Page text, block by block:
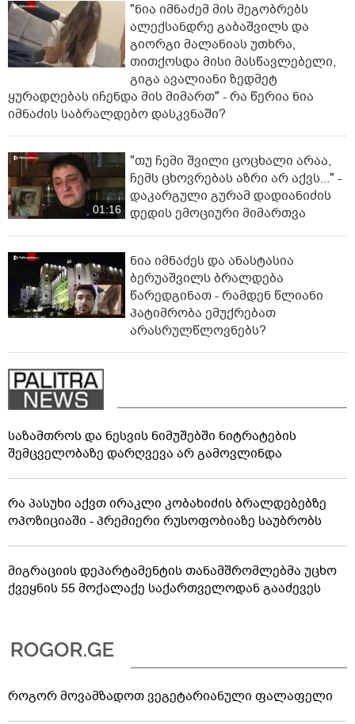
"ნია იმნაძემ მის მეგობრებს
ალექსანდრე გაბაშვილს და
გიორგი მალანიას უთხრა,
თითქოსდა მისი მასწავლებელი,
გიგა ავალიანი ზედმეტ
ყურადღებას იჩენდა მის მიმართ" - რა წერია ნია
იმნაძის საბრალდებო დასკვნაში?
01:16
"თუ ჩემი შვილი ცოცხალი არაა,
ჩემს ცხოვრებას აზრი არ აქვს..." -
დაკარგული გურამ დადიანიძის
დედის ემოციური მიმართვა
ნია იმნაძეს და ანასტასია
ბერუაშვილს ბრალდება
წარედგინათ - რამდენ წლიანი
პატიმრობა ემუქრებათ
არასრულწლოვნებს?
საზამთროს და ნესვის ნიმუშებში ნიტრატების
შემცველობაზე დარღვევა არ გამოვლინდა
რა პასუხი აქვთ ირაკლი კობახიძის ბრალდებებზე
ოპოზიციაში - პრემიერი რუსოფობიაზე საუბრობს
მიგრაციის დეპარტამენტის თანამშრომლებმა უცხო
ქვეყნის 55 მოქალაქე საქართველოდან გააძევეს
როგორ მოვამზადოთ ვეგეტარიანული ფალაფელი